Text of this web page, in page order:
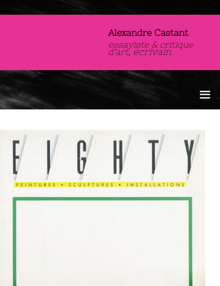
Alexandre Castant
essayiste & critique
d’art, écrivain